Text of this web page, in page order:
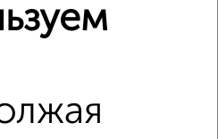
рядом